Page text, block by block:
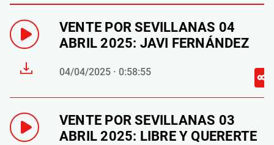
VENTE POR SEVILLANAS 04
ABRIL 2025: JAVI FERNÁNDEZ
04/04/2025 · 0:58:55
VENTE POR SEVILLANAS 03
ABRIL 2025: LIBRE Y QUERERTE